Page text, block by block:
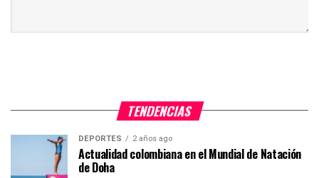
TENDENCIAS
DEPORTES 2 años ago
Actualidad colombiana en el Mundial de Natación
de Doha